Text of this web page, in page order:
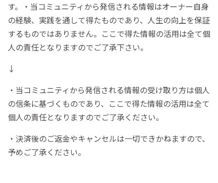
す。・当コミュニティから発信される情報はオーナー自身
の経験、実践を通して得たものであり、人生の向上を保証
するものではありません。ここで得た情報の活用は全て個
人の責任となりますのでご了承下さい。
↓
・当コミュニティから発信される情報の受け取り方は個人
の信条に基づくものであり、ここで得た情報の活用は全て
個人の責任となりますのでご了承ください。
・決済後のご返金やキャンセルは一切できかねますので、
予めご了承ください。